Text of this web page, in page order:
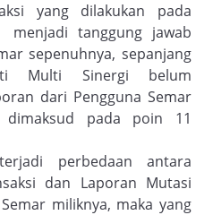
yang dilakukan pada
tanggung jawab
sepenuhnya, sepanjang
Multi Sinergi belum
dari Pengguna Semar
dimaksud pada poin 11
perbedaan antara
dan Laporan Mutasi
miliknya, maka yang